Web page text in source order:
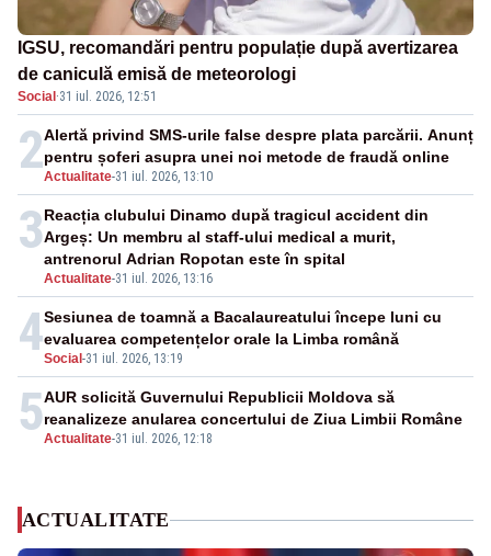
IGSU, recomandări pentru populație după avertizarea
de caniculă emisă de meteorologi
Social ·31 iul. 2026, 12:51
2Actualitate-31 iul. 2026, 13:10
Alertă privind SMS-urile false despre plata parcării. Anunț
pentru șoferi asupra unei noi metode de fraudă online
3
Actualitate-31 iul. 2026, 13:16
Reacția clubului Dinamo după tragicul accident din
Argeș: Un membru al staff-ului medical a murit,
antrenorul Adrian Ropotan este în spital
4Social -31 iul. 2026, 13:19
Sesiunea de toamnă a Bacalaureatului începe luni cu
evaluarea competențelor orale la Limba română
5Actualitate-31 iul. 2026, 12:18
AUR solicită Guvernului Republicii Moldova să
reanalizeze anularea concertului de Ziua Limbii Române
ACTUALITATE